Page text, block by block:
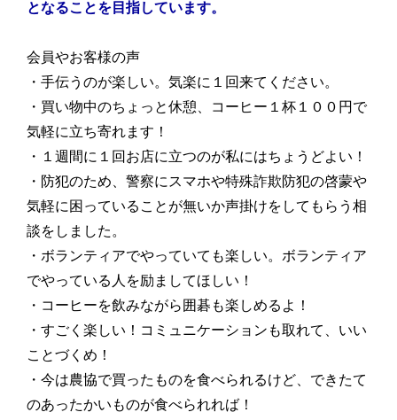
となることを目指しています。
会員やお客様の声
・手伝うのが楽しい。気楽に１回来てください。
・買い物中のちょっと休憩、コーヒー１杯１００円で
気軽に立ち寄れます！
・１週間に１回お店に立つのが私にはちょうどよい！
・防犯のため、警察にスマホや特殊詐欺防犯の啓蒙や
気軽に困っていることが無いか声掛けをしてもらう相
談をしました。
・ボランティアでやっていても楽しい。ボランティア
でやっている人を励ましてほしい！
・コーヒーを飲みながら囲碁も楽しめるよ！
・すごく楽しい！コミュニケーションも取れて、いい
ことづくめ！
・今は農協で買ったものを食べられるけど、できたて
のあったかいものが食べられれば！